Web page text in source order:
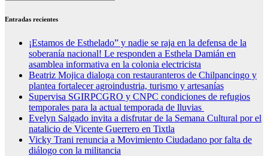
Entradas recientes
¡Estamos de Esthelado” y nadie se raja en la defensa de la
soberanía nacional! Le responden a Esthela Damián en
asamblea informativa en la colonia electricista
Beatriz Mojica dialoga con restauranteros de Chilpancingo y
plantea fortalecer agroindustria, turismo y artesanías
Supervisa SGIRPCGRO y CNPC condiciones de refugios
temporales para la actual temporada de lluvias
Evelyn Salgado invita a disfrutar de la Semana Cultural por el
natalicio de Vicente Guerrero en Tixtla
Vicky Trani renuncia a Movimiento Ciudadano por falta de
diálogo con la militancia